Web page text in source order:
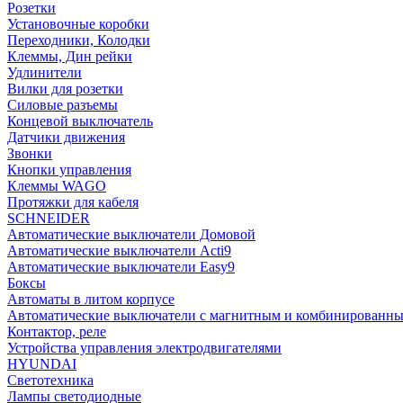
Розетки
Установочные коробки
Переходники, Колодки
Клеммы, Дин рейки
Удлинители
Вилки для розетки
Силовые разъемы
Концевой выключатель
Датчики движения
Звонки
Кнопки управления
Клеммы WAGO
Протяжки для кабеля
SCHNEIDER
Автоматические выключатели Домовой
Автоматические выключатели Acti9
Автоматические выключатели Easy9
Боксы
Автоматы в литом корпусе
Автоматические выключатели с магнитным и
Контактор, реле
Устройства управления электродвигателями
HYUNDAI
Светотехника
Лампы светодиодные